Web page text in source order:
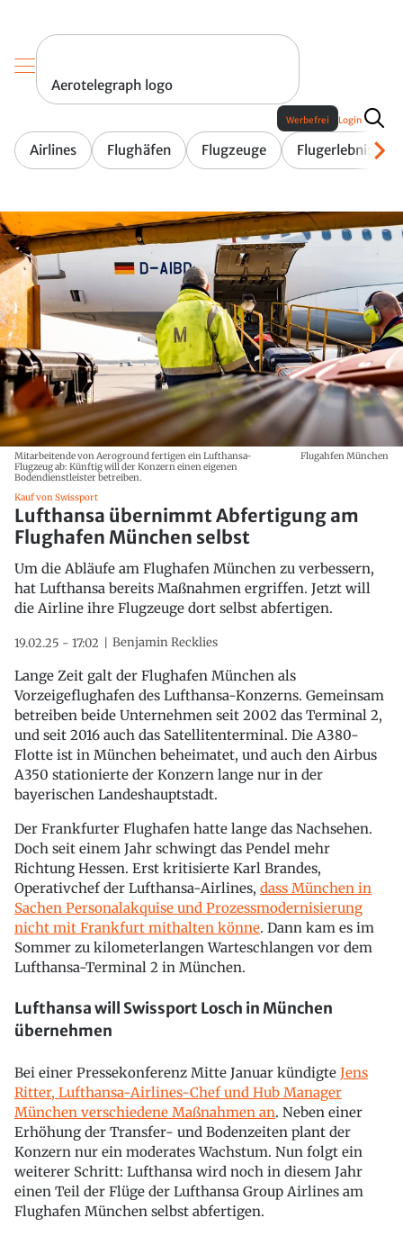
Aerotelegraph logo
Airlines Flughäfen Flugzeuge Flugerlebnis
Werbefrei Login
Mitarbeitende von Aeroground fertigen ein Lufthansa-
Flugzeug ab: Künftig will der Konzern einen eigenen
Bodendienstleister betreiben.
Flugahfen München
Kauf von Swissport
Lufthansa übernimmt Abfertigung am
Flughafen München selbst
Um die Abläufe am Flughafen München zu verbessern,
hat Lufthansa bereits Maßnahmen ergriffen. Jetzt will
die Airline ihre Flugzeuge dort selbst abfertigen.
19.02.25 - 17:02 Benjamin Recklies
Lange Zeit galt der Flughafen München als
Vorzeigeflughafen des Lufthansa-Konzerns. Gemeinsam
betreiben beide Unternehmen seit 2002 das Terminal 2,
und seit 2016 auch das Satellitenterminal. Die A380-
Flotte ist in München beheimatet, und auch den Airbus
A350 stationierte der Konzern lange nur in der
bayerischen Landeshauptstadt.
Der Frankfurter Flughafen hatte lange das Nachsehen.
Doch seit einem Jahr schwingt das Pendel mehr
Richtung Hessen. Erst kritisierte Karl Brandes,
Operativchef der Lufthansa-Airlines, dass München in
Sachen Personalakquise und Prozessmodernisierung
nicht mit Frankfurt mithalten könne. Dann kam es im
Sommer zu kilometerlangen Warteschlangen vor dem
Lufthansa-Terminal 2 in München.
Lufthansa will Swissport Losch in München
übernehmen
Bei einer Pressekonferenz Mitte Januar kündigte Jens
Ritter, Lufthansa-Airlines-Chef und Hub Manager
München verschiedene Maßnahmen an. Neben einer
Erhöhung der Transfer- und Bodenzeiten plant der
Konzern nur ein moderates Wachstum. Nun folgt ein
weiterer Schritt: Lufthansa wird noch in diesem Jahr
einen Teil der Flüge der Lufthansa Group Airlines am
Flughafen München selbst abfertigen.